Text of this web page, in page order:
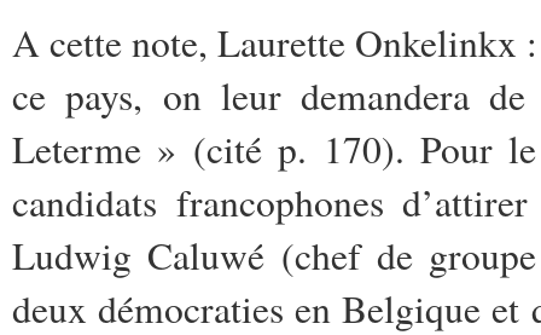
A cette note, Laurette Onkelinkx
ce pays, on leur demandera
Leterme » (cité p. 170). Pour
candidats francophones
Ludwig Caluwé (chef de groupe
deux démocraties en Belgique